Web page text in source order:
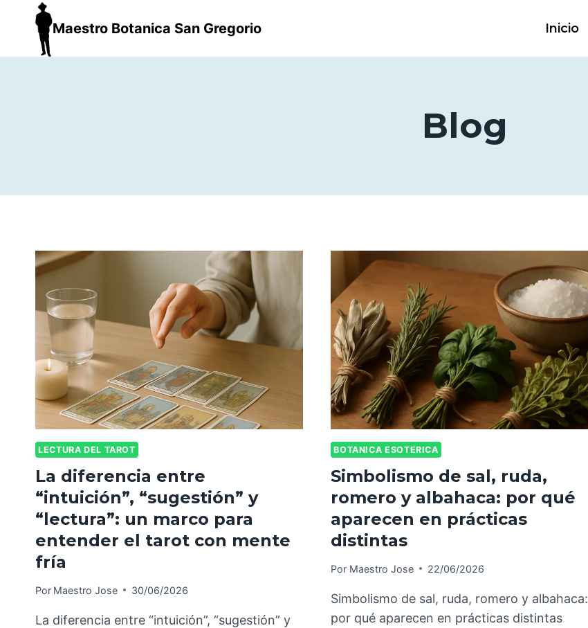
Maestro Botanica San Gregorio Inicio
Blog
LECTURA DEL TAROT
La diferencia entre
“intuición”, “sugestión” y
“lectura”: un marco para
entender el tarot con mente
fría
Por Maestro Jose 30/06/2026
La diferencia entre “intuición”, “sugestión” y
BOTANICA ESOTERICA
Simbolismo de sal, ruda,
romero y albahaca: por qué
aparecen en prácticas
distintas
Por Maestro Jose 22/06/2026
Simbolismo de sal, ruda, romero y albahaca:
por qué aparecen en prácticas distintas